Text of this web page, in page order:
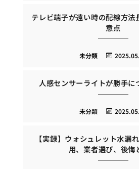
テレビ端子が遠い時の配線方法
意点
未分類
人感センサーライトが勝手に
未分類
【実録】ウォシュレット水漏
用、業者選び、後悔